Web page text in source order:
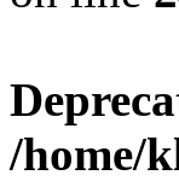
/home/